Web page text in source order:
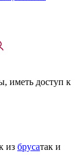
иметь доступ к
из брусатак и